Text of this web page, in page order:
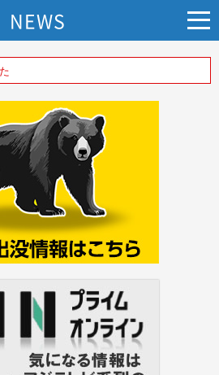
NEWS